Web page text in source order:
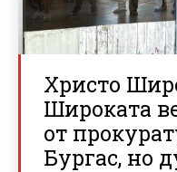
Христо
Широката
от
Бургас, но